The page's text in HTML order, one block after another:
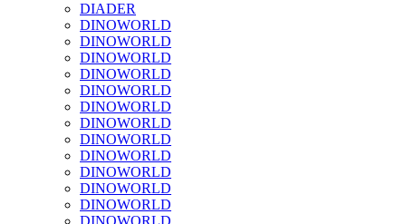
DIADER
DINOWORLD
DINOWORLD
DINOWORLD
DINOWORLD
DINOWORLD
DINOWORLD
DINOWORLD
DINOWORLD
DINOWORLD
DINOWORLD
DINOWORLD
DINOWORLD
DINOWORLD